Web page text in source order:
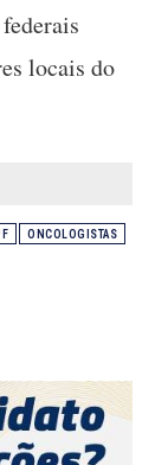
locais do
ONCOLOGISTAS